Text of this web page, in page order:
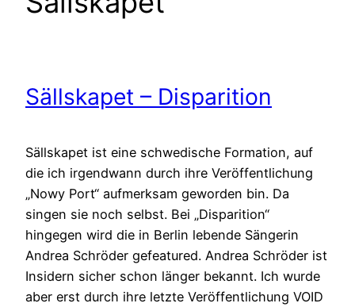
Sällskapet – Disparition
Sällskapet ist eine schwedische Formation, auf
die ich irgendwann durch ihre Veröffentlichung
„Nowy Port“ aufmerksam geworden bin. Da
singen sie noch selbst. Bei „Disparition“
hingegen wird die in Berlin lebende Sängerin
Andrea Schröder gefeatured. Andrea Schröder ist
Insidern sicher schon länger bekannt. Ich wurde
aber erst durch ihre letzte Veröffentlichung VOID